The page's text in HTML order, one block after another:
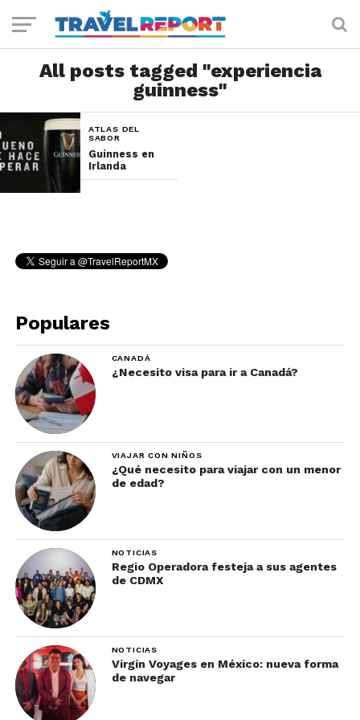
All posts tagged "experiencia
guinness"
ATLAS DEL
SABOR
Guinness en
Irlanda
Populares
CANADÁ
¿Necesito visa para ir a Canadá?
VIAJAR CON NIÑOS
¿Qué necesito para viajar con un menor
de edad?
NOTICIAS
Regio Operadora festeja a sus agentes
de CDMX
NOTICIAS
Virgin Voyages en México: nueva forma
de navegar